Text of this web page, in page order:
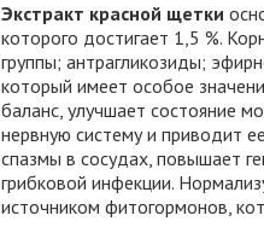
Экстракт красной щетки
которого достигает 1,5 %.
группы; антрагликозиды;
который имеет особое
баланс, улучшает состояние
нервную систему и приводит
спазмы в сосудах, повышает
грибковой инфекции.
источником фитогормонов,